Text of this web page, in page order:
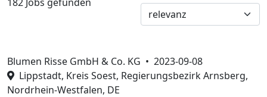
Blumen Risse GmbH & Co. KG • 2023-09-08
Lippstadt, Kreis Soest, Regierungsbezirk Arnsberg,
Nordrhein-Westfalen, DE